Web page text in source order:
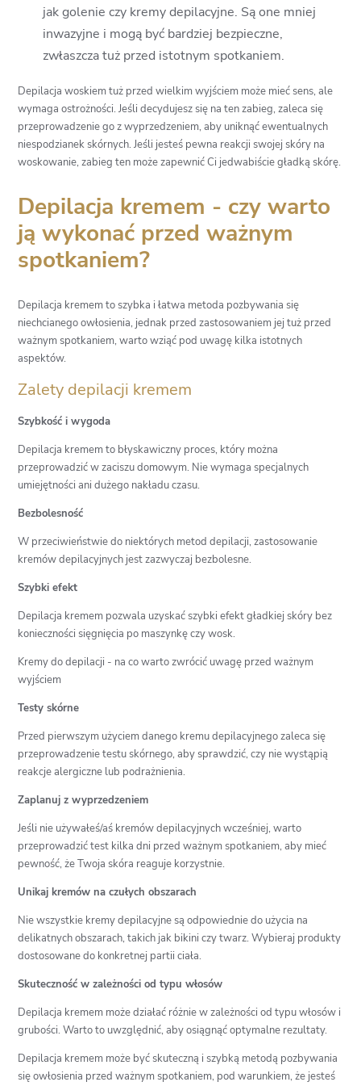
jak golenie czy kremy depilacyjne. Są one mniej
inwazyjne i mogą być bardziej bezpieczne,
zwłaszcza tuż przed istotnym spotkaniem.
Depilacja woskiem tuż przed wielkim wyjściem może mieć sens, ale
wymaga ostrożności. Jeśli decydujesz się na ten zabieg, zaleca się
przeprowadzenie go z wyprzedzeniem, aby uniknąć ewentualnych
niespodzianek skórnych. Jeśli jesteś pewna reakcji swojej skóry na
woskowanie, zabieg ten może zapewnić Ci jedwabiście gładką skórę.
Depilacja kremem - czy warto
ją wykonać przed ważnym
spotkaniem?
Depilacja kremem to szybka i łatwa metoda pozbywania się
niechcianego owłosienia, jednak przed zastosowaniem jej tuż przed
ważnym spotkaniem, warto wziąć pod uwagę kilka istotnych
aspektów.
Zalety depilacji kremem
Szybkość i wygoda
Depilacja kremem to błyskawiczny proces, który można
przeprowadzić w zaciszu domowym. Nie wymaga specjalnych
umiejętności ani dużego nakładu czasu.
Bezbolesność
W przeciwieństwie do niektórych metod depilacji, zastosowanie
kremów depilacyjnych jest zazwyczaj bezbolesne.
Szybki efekt
Depilacja kremem pozwala uzyskać szybki efekt gładkiej skóry bez
konieczności sięgnięcia po maszynkę czy wosk.
Kremy do depilacji - na co warto zwrócić uwagę przed ważnym
wyjściem
Testy skórne
Przed pierwszym użyciem danego kremu depilacyjnego zaleca się
przeprowadzenie testu skórnego, aby sprawdzić, czy nie wystąpią
reakcje alergiczne lub podrażnienia.
Zaplanuj z wyprzedzeniem
Jeśli nie używałeś/aś kremów depilacyjnych wcześniej, warto
przeprowadzić test kilka dni przed ważnym spotkaniem, aby mieć
pewność, że Twoja skóra reaguje korzystnie.
Unikaj kremów na czułych obszarach
Nie wszystkie kremy depilacyjne są odpowiednie do użycia na
delikatnych obszarach, takich jak bikini czy twarz. Wybieraj produkty
dostosowane do konkretnej partii ciała.
Skuteczność w zależności od typu włosów
Depilacja kremem może działać różnie w zależności od typu włosów i
grubości. Warto to uwzględnić, aby osiągnąć optymalne rezultaty.
Depilacja kremem może być skuteczną i szybką metodą pozbywania
się owłosienia przed ważnym spotkaniem, pod warunkiem, że jesteś